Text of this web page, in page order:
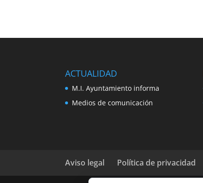
ACTUALIDAD
M.I. Ayuntamiento informa
Medios de comunicación
Aviso legal Política de privacidad